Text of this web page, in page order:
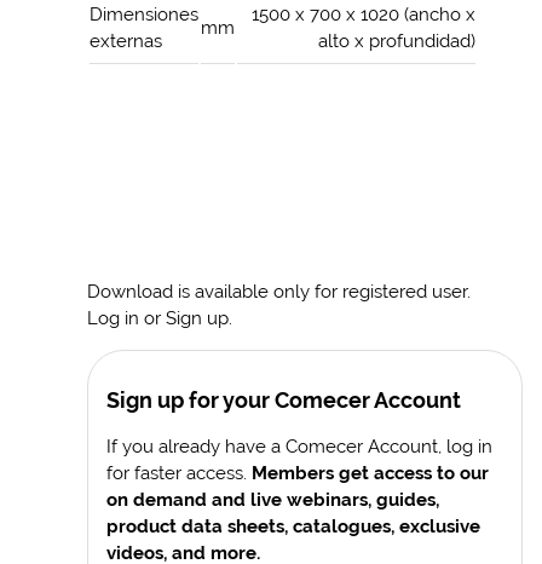
Dimensiones
externas
mm
1500 x 700 x 1020 (ancho x
alto x profundidad)
Download is available only for registered user.
Log in or Sign up.
Sign up for your Comecer Account
If you already have a Comecer Account, log in
for faster access. Members get access to our
on demand and live webinars, guides,
product data sheets, catalogues, exclusive
videos, and more.